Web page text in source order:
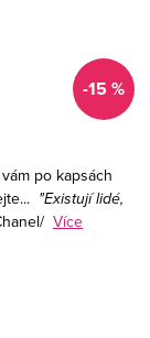
-15 %
po kapsách
"Existují lidé,
Více